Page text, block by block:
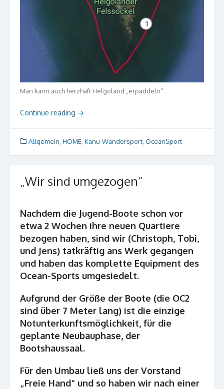
Man kann auch herzhaft Helgoland „erpaddeln“
Continue reading →
Allgemein HOME Kanu-Wandersport OceanSport
„Wir sind umgezogen“
Nachdem die Jugend-Boote schon vor
etwa 2 Wochen ihre neuen Quartiere
bezogen haben, sind wir (Christoph, Tobi,
und Jens) tatkräftig ans Werk gegangen
und haben das komplette Equipment des
Ocean-Sports umgesiedelt.
Aufgrund der Größe der Boote (die OC2
sind über 7 Meter lang) ist die einzige
Notunterkunftsmöglichkeit, für die
geplante Neubauphase, der
Bootshaussaal.
Für den Umbau ließ uns der Vorstand
„Freie Hand“ und so haben wir nach einer